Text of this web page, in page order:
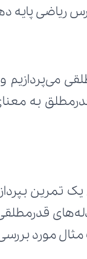
ریاضی پایه
مورد